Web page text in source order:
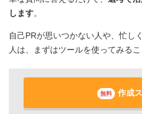
します。
自己PRが思いつかない人や、忙し
人は、まずはツールを使ってみる
無料 作成